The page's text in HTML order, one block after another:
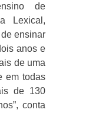
de
Lexical,
ensinar
anos e
de uma
em todas
de 130
conta